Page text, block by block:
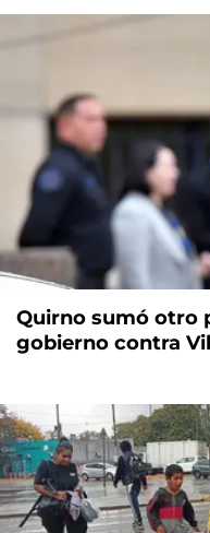
Quirno sumó otro
gobierno contra